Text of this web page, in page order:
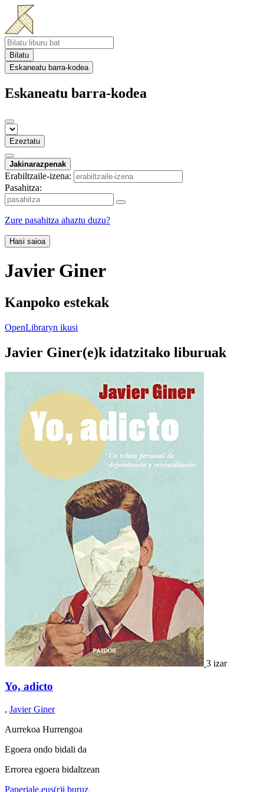
Bilatu
Eskaneatu barra-kodea
Eskaneatu barra-kodea
Ezeztatu
Jakinarazpenak
Erabiltzaile-izena:
Pasahitza:
Zure pasahitza ahaztu duzu?
Hasi saioa
Javier Giner
Kanpoko estekak
OpenLibraryn ikusi
Javier Giner(e)k idatzitako liburuak
3 izar
Yo, adicto
, Javier Giner
Aurrekoa Hurrengoa
Egoera ondo bidali da
Errorea egoera bidaltzean
Paperjale.eus(r)i buruz